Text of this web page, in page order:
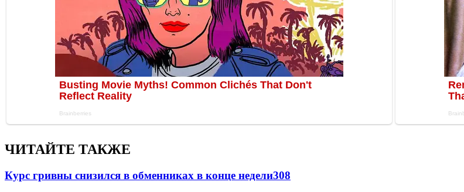
ЧИТАЙТЕ ТАКЖЕ
Курс гривны снизился в обменниках в конце недели308